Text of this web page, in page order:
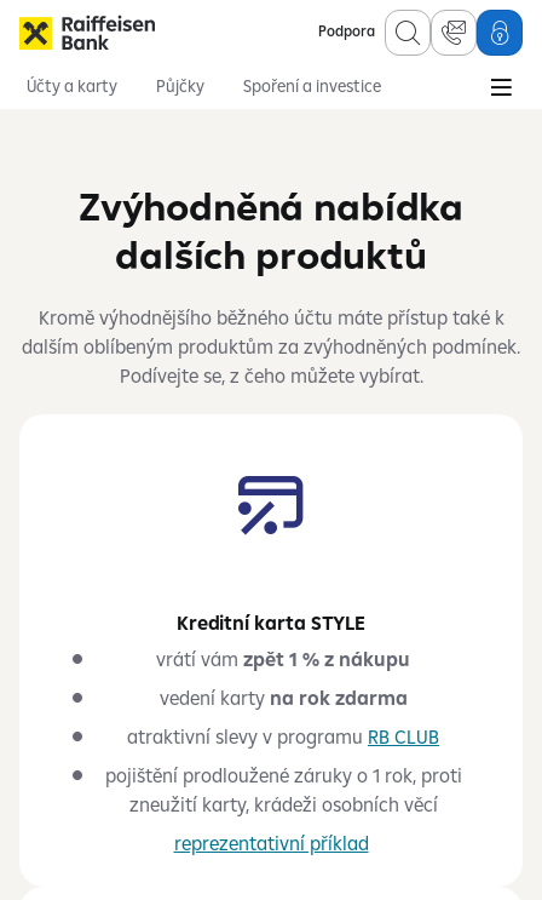
Podpora
Účty a karty Půjčky
Spoření a investice
Zvýhodněná nabídka
dalších produktů
Kromě výhodnějšího běžného účtu máte přístup také k
dalším oblíbeným produktům za zvýhodněných podmínek.
Podívejte se, z čeho můžete vybírat.
Kreditní karta STYLE
vrátí vám zpět 1 % z nákupu
vedení karty na rok zdarma
atraktivní slevy v programu RB CLUB
pojištění prodloužené záruky o 1 rok, proti
zneužití karty, krádeži osobních věcí
reprezentativní příklad